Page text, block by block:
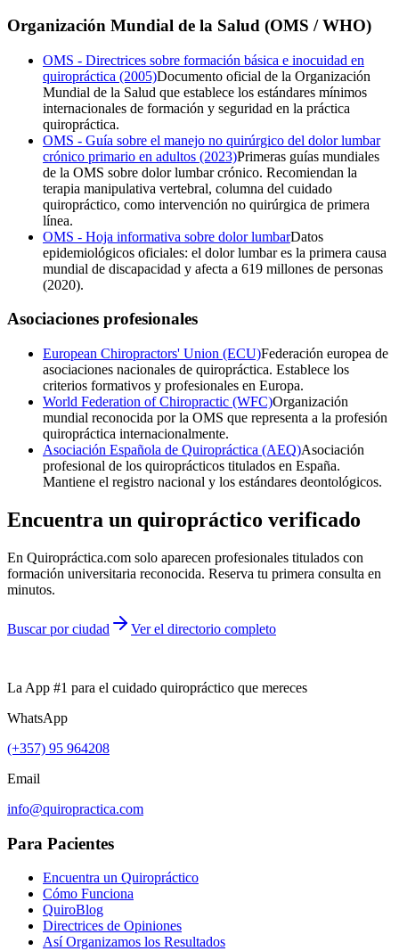
Organización Mundial de la Salud (OMS / WHO)
OMS - Directrices sobre formación básica e inocuidad en
quiropráctica (2005)Documento oficial de la Organización
Mundial de la Salud que establece los estándares mínimos
internacionales de formación y seguridad en la práctica
quiropráctica.
OMS - Guía sobre el manejo no quirúrgico del dolor lumbar
crónico primario en adultos (2023)Primeras guías mundiales
de la OMS sobre dolor lumbar crónico. Recomiendan la
terapia manipulativa vertebral, columna del cuidado
quiropráctico, como intervención no quirúrgica de primera
línea.
OMS - Hoja informativa sobre dolor lumbarDatos
epidemiológicos oficiales: el dolor lumbar es la primera causa
mundial de discapacidad y afecta a 619 millones de personas
(2020).
Asociaciones profesionales
European Chiropractors' Union (ECU)Federación europea de
asociaciones nacionales de quiropráctica. Establece los
criterios formativos y profesionales en Europa.
World Federation of Chiropractic (WFC)Organización
mundial reconocida por la OMS que representa a la profesión
quiropráctica internacionalmente.
Asociación Española de Quiropráctica (AEQ)Asociación
profesional de los quiroprácticos titulados en España.
Mantiene el registro nacional y los estándares deontológicos.
Encuentra un quiropráctico verificado
En Quiropráctica.com solo aparecen profesionales titulados con
formación universitaria reconocida. Reserva tu primera consulta en
minutos.
Buscar por ciudad Ver el directorio completo
La App #1 para el cuidado quiropráctico que mereces
WhatsApp
(+357) 95 964208
Email
info@quiropractica.com
Para Pacientes
Encuentra un Quiropráctico
Cómo Funciona
QuiroBlog
Directrices de Opiniones
Así Organizamos los Resultados